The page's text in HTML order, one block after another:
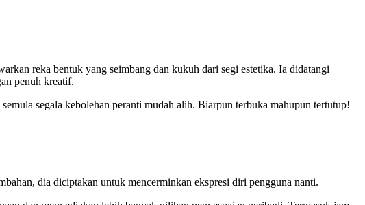
reka bentuk yang seimbang dan kukuh dari segi estetika. Ia didatangi
penuh kreatif.
segala kebolehan peranti mudah alih. Biarpun terbuka mahupun tertutup!
dia diciptakan untuk mencerminkan ekspresi diri pengguna nanti.